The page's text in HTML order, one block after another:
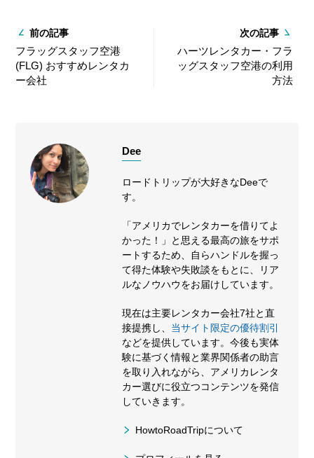
前の記事
フラッグスタッフ空港
(FLG) おすすめレンタカ
ー会社
次の記事
ハーツレンタカー・フラ
ッグスタッフ空港の利用
方法
Dee
ロードトリップが大好きなDeeで
す。
「アメリカでレンタカーを借りてよ
かった！」と思える最高の旅をサポ
ートするため、自らハンドルを握っ
て得た体験や失敗談をもとに、リア
ルなノウハウをお届けしています。
現在は主要レンタカー会社7社と直
接提携し、 当サイト限定の優待割引
などを提供しています。今後も実体
験に基づく情報と業界関係者の助言
を取り入れながら、アメリカレンタ
カー選びに役立つコンテンツを発信
していきます。
HowtoRoadTripについて